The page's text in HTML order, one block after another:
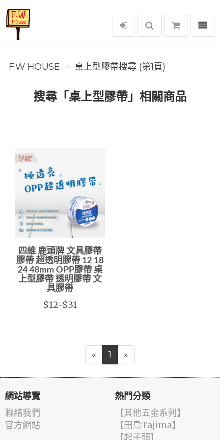
F.W House
選單
F.W HOUSE 桌上型膠帶搜尋 (第1頁)
搜尋「桌上型膠帶」相關商品
四維 鹿頭牌 文具膠帶
膠帶 超透明膠帶 12 18
24 48mm OPP膠帶 桌
上型膠帶 透明膠帶 文
具膠帶
$12-$31
« 1 »
網站導覽
聯絡我們
官方網站
熱門分類
【其他五金系列】
【田島Tajima】
【起子頭】